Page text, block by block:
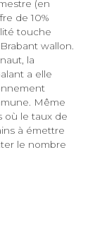
(en
de 10%
touche
wallon.
la
a elle
Même
où le taux de
à émettre
le nombre